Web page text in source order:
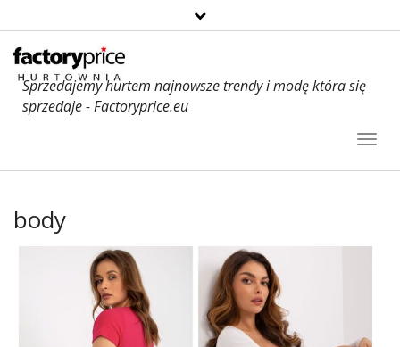
Sprzedajemy hurtem najnowsze trendy i modę która się
sprzedaje - Factoryprice.eu
body